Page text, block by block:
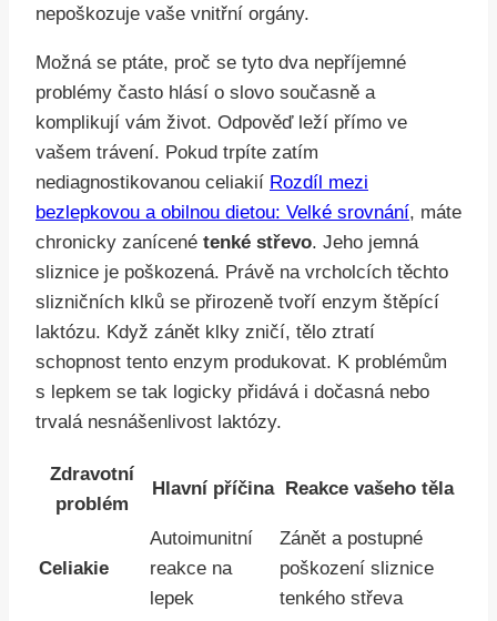
nepoškozuje vaše vnitřní orgány.
Možná se ptáte, proč se tyto dva nepříjemné
problémy často hlásí o slovo současně a
komplikují vám život. Odpověď leží přímo ve
vašem trávení. Pokud trpíte zatím
nediagnostikovanou celiakií Rozdíl mezi
bezlepkovou a obilnou dietou: Velké srovnání, máte
chronicky zanícené tenké střevo. Jeho jemná
sliznice je poškozená. Právě na vrcholcích těchto
slizničních klků se přirozeně tvoří enzym štěpící
laktózu. Když zánět klky zničí, tělo ztratí
schopnost tento enzym produkovat. K problémům
s lepkem se tak logicky přidává i dočasná nebo
trvalá nesnášenlivost laktózy.
Zdravotní
problém
Hlavní příčina Reakce vašeho těla
Celiakie
Autoimunitní
reakce na
lepek
Zánět a postupné
poškození sliznice
tenkého střeva